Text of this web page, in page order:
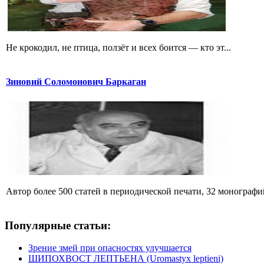
Не крокодил, не птица, ползёт и всех боится — кто эт...
Зиновий Соломонович Баркаган
Автор более 500 статей в периодической печати, 32
Популярные статьи:
Зрение змей при опасностях улучшается
ШИПОХВОСТ ЛЕПТЬЕНА (Uromastyx leptieni)